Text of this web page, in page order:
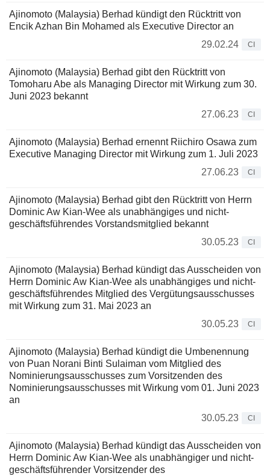
Ajinomoto (Malaysia) Berhad kündigt den Rücktritt von
Encik Azhan Bin Mohamed als Executive Director an
29.02.24
CI
Ajinomoto (Malaysia) Berhad gibt den Rücktritt von
Tomoharu Abe als Managing Director mit Wirkung zum 30.
Juni 2023 bekannt
27.06.23
CI
Ajinomoto (Malaysia) Berhad ernennt Riichiro Osawa zum
Executive Managing Director mit Wirkung zum 1. Juli 2023
27.06.23
CI
Ajinomoto (Malaysia) Berhad gibt den Rücktritt von Herrn
Dominic Aw Kian-Wee als unabhängiges und nicht-
geschäftsführendes Vorstandsmitglied bekannt
30.05.23
CI
Ajinomoto (Malaysia) Berhad kündigt das Ausscheiden von
Herrn Dominic Aw Kian-Wee als unabhängiges und nicht-
geschäftsführendes Mitglied des Vergütungsausschusses
mit Wirkung zum 31. Mai 2023 an
30.05.23
CI
Ajinomoto (Malaysia) Berhad kündigt die Umbenennung
von Puan Norani Binti Sulaiman vom Mitglied des
Nominierungsausschusses zum Vorsitzenden des
Nominierungsausschusses mit Wirkung vom 01. Juni 2023
an
30.05.23
CI
Ajinomoto (Malaysia) Berhad kündigt das Ausscheiden von
Herrn Dominic Aw Kian-Wee als unabhängiger und nicht-
geschäftsführender Vorsitzender des